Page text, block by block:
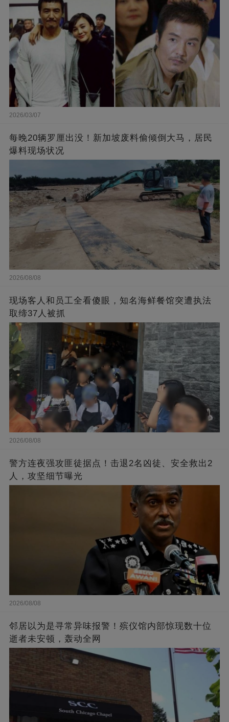
2026/03/07
每晚20辆罗厘出没！新加坡废料偷倾倒大马，居民
爆料现场状况
2026/08/08
现场客人和员工全看傻眼，知名海鲜餐馆突遭执法
取缔37人被抓
2026/08/08
警方连夜强攻匪徒据点！击退2名凶徒、安全救出2
人，攻坚细节曝光
2026/08/08
邻居以为是寻常异味报警！殡仪馆内部惊现数十位
逝者未安顿，轰动全网